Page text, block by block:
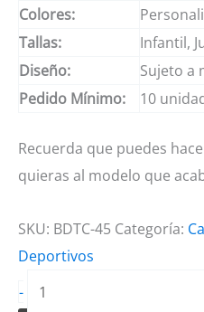
Colores:
Tallas:
Infantil,
Diseño:
Sujeto a
Pedido Mínimo:
10
Recuerda que puedes
quieras al modelo que
SKU: BDTC-45 Categoría:
Deportivos
-
Buzos